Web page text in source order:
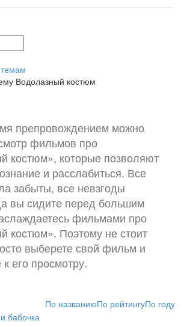
Водолазный костюм
препровождением можно
фильмов про
костюм», которые позволяют
и расслабиться. Все
забыты, все невзгоды
вы сидите перед большим
фильмами про
костюм». Поэтому не стоит
выберете свой фильм и
к его просмотру.
По названиюПо рейтингуПо году